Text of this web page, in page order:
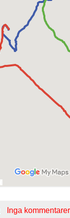
Inga